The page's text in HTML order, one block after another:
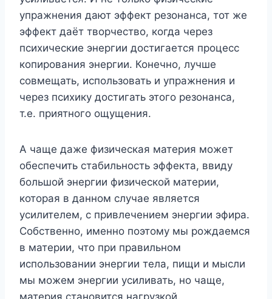
упражнения дают эффект резонанса, тот же
эффект даёт творчество, когда через
психические энергии достигается процесс
копирования энергии. Конечно, лучше
совмещать, использовать и упражнения и
через психику достигать этого резонанса,
т.е. приятного ощущения.
А чаще даже физическая материя может
обеспечить стабильность эффекта, ввиду
большой энергии физической материи,
которая в данном случае является
усилителем, с привлечением энергии эфира.
Собственно, именно поэтому мы рождаемся
в материи, что при правильном
использовании энергии тела, пищи и мысли
мы можем энергии усиливать, но чаще,
материя становится нагрузкой,